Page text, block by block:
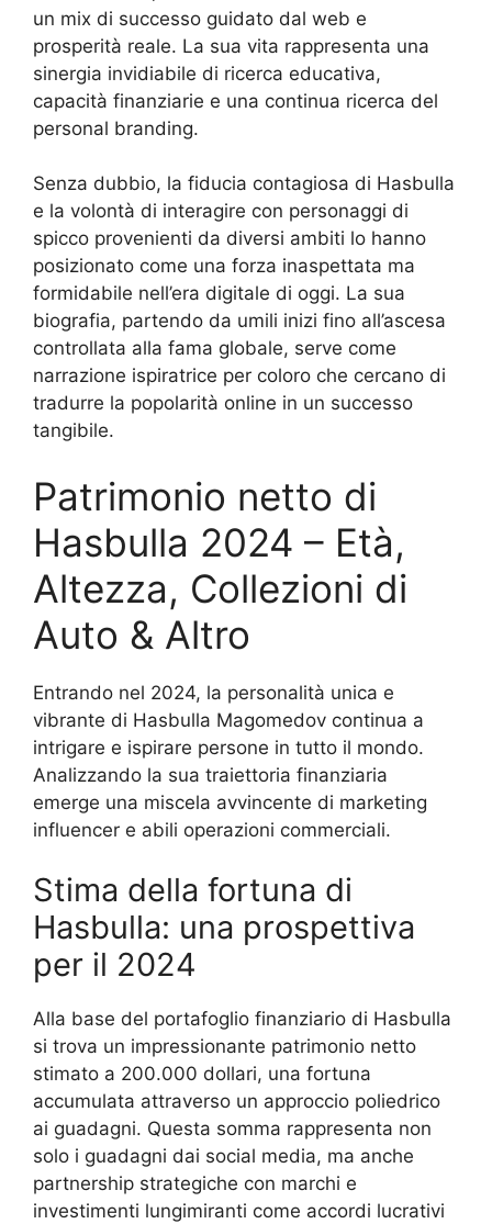
un mix di successo guidato dal web e
prosperità reale. La sua vita rappresenta una
sinergia invidiabile di ricerca educativa,
capacità finanziarie e una continua ricerca del
personal branding.
Senza dubbio, la fiducia contagiosa di Hasbulla
e la volontà di interagire con personaggi di
spicco provenienti da diversi ambiti lo hanno
posizionato come una forza inaspettata ma
formidabile nell’era digitale di oggi. La sua
biografia, partendo da umili inizi fino all’ascesa
controllata alla fama globale, serve come
narrazione ispiratrice per coloro che cercano di
tradurre la popolarità online in un successo
tangibile.
Patrimonio netto di
Hasbulla 2024 – Età,
Altezza, Collezioni di
Auto & Altro
Entrando nel 2024, la personalità unica e
vibrante di Hasbulla Magomedov continua a
intrigare e ispirare persone in tutto il mondo.
Analizzando la sua traiettoria finanziaria
emerge una miscela avvincente di marketing
influencer e abili operazioni commerciali.
Stima della fortuna di
Hasbulla: una prospettiva
per il 2024
Alla base del portafoglio finanziario di Hasbulla
si trova un impressionante patrimonio netto
stimato a 200.000 dollari, una fortuna
accumulata attraverso un approccio poliedrico
ai guadagni. Questa somma rappresenta non
solo i guadagni dai social media, ma anche
partnership strategiche con marchi e
investimenti lungimiranti come accordi lucrativi